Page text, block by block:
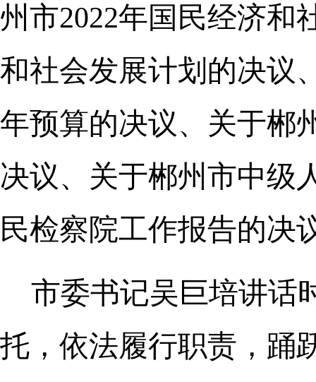
州市2022年国民经济和
和社会发展计划的决议
年预算的决议、关于郴
决议、关于郴州市中级
民检察院工作报告的决
市委书记吴巨培讲话
托，依法履行职责，踊